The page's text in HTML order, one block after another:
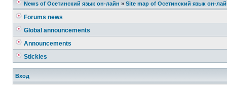
News of Осетинский язык он-лайн » Site map of Осетинский язык он-
Forums news
Global announcements
Announcements
Stickies
Вход